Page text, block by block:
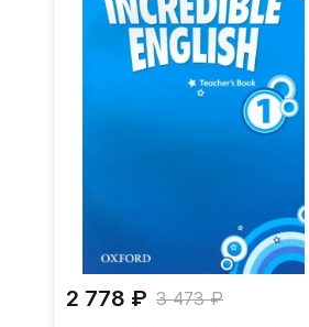
2 778 ₽ 3 473 ₽